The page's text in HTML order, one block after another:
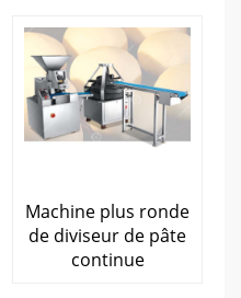
Machine plus ronde
de diviseur de pâte
continue